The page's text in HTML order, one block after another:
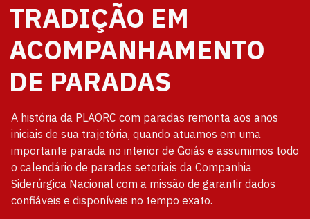
TRADIÇÃO EM
ACOMPANHAMENTO
DE PARADAS
A história da PLAORC com paradas remonta aos anos
iniciais de sua trajetória, quando atuamos em uma
importante parada no interior de Goiás e assumimos todo
o calendário de paradas setoriais da Companhia
Siderúrgica Nacional com a missão de garantir dados
confiáveis e disponíveis no tempo exato.